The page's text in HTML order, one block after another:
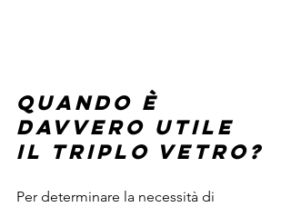
Quando è
davvero utile
il triplo vetro?
Per determinare la necessità di